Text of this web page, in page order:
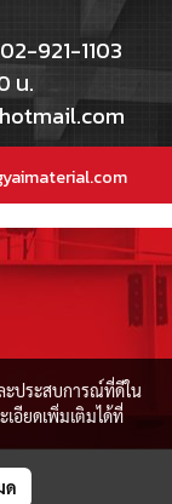
921-1103
น.
ะประสบการณ์ที่ดีใน
อียดเพิ่มเติมได้ที่
ด